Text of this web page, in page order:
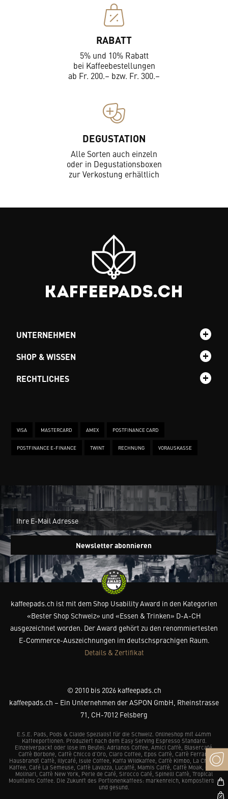
RABATT
5% und 10% Rabatt
bei Kaffeebestellungen
ab Fr. 200.– bzw. Fr. 300.–
DEGUSTATION
Alle Sorten auch einzeln
oder in Degustationsboxen
zur Verkostung erhältlich
UNTERNEHMEN
SHOP & WISSEN
RECHTLICHES
VISA MASTERCARD AMEX POSTFINANCE CARD
POSTFINANCE E-FINANCE TWINT RECHNUNG VORAUSKASSE
Newsletter abonnieren
kaffeepads.ch ist mit dem Shop Usability Award in den Kategorien
«Bester Shop Schweiz» und «Essen & Trinken» D-A-CH
ausgezeichnet worden. Der Award gehört zu den renommiertesten
E-Commerce-Auszeichnungen im deutschsprachigen Raum.
Details & Zertifikat
© 2010 bis 2026 kaffeepads.ch
kaffeepads.ch – Ein Unternehmen der ASPON GmbH, Rheinstrasse
71, CH-7012 Felsberg
E.S.E. Pads, Pods & Cialde Spezialist für die Schweiz. Onlineshop mit 44mm
Kaffeeportionen. Produziert nach dem Easy Serving Espresso Standard.
Einzelverpackt oder lose im Beutel: Adrianos Coffee, Amici Caffè, Blasercafé,
Caffè Borbone, Caffè Chicco d’Oro, Claro Coffee, Epos Caffè, Caffè Ferrari,
Hausbrandt Caffè, Illycafé, Isule Coffee, Kaffa Wildkaffee, Caffè Kimbo, La Chacra
Kaffee, Café La Semeuse, Caffè Lavazza, Lucaffé, Mamis Caffè, Caffè Moak, Caffè
Molinari, Caffè New York, Perle de Café, Sirocco Café, Spinelli Caffè, Tropical
Mountains Coffee. Die Zukunft des Portionenkaffees: markenreich, kompostierbar
und gesund.